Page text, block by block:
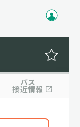
バス
接近情報